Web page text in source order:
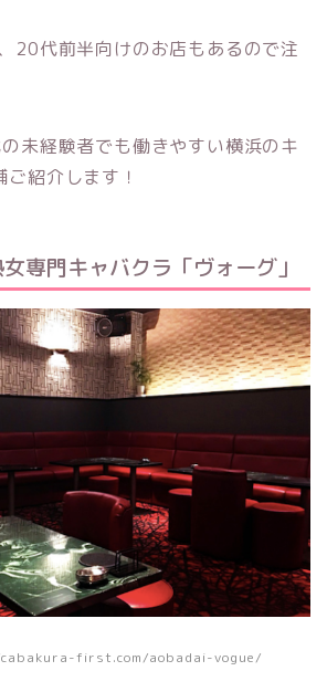
20代前半向けのお店もあるので注
未経験者でも働きやすい横浜のキ
紹介します！
専門キャバクラ「ヴォーグ」
first.com/aobadai-vogue/